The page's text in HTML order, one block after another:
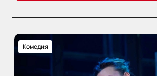
Комедия